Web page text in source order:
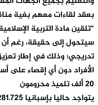
بعقد لقاءات معهم بغية
“تلقين مادة التربية
سيتحول إلى حقيقة، رغم
تدريجي؛ وذلك في إطار
الأفراد دون أي إقصاء على
20 ألف تلميذ محرومون